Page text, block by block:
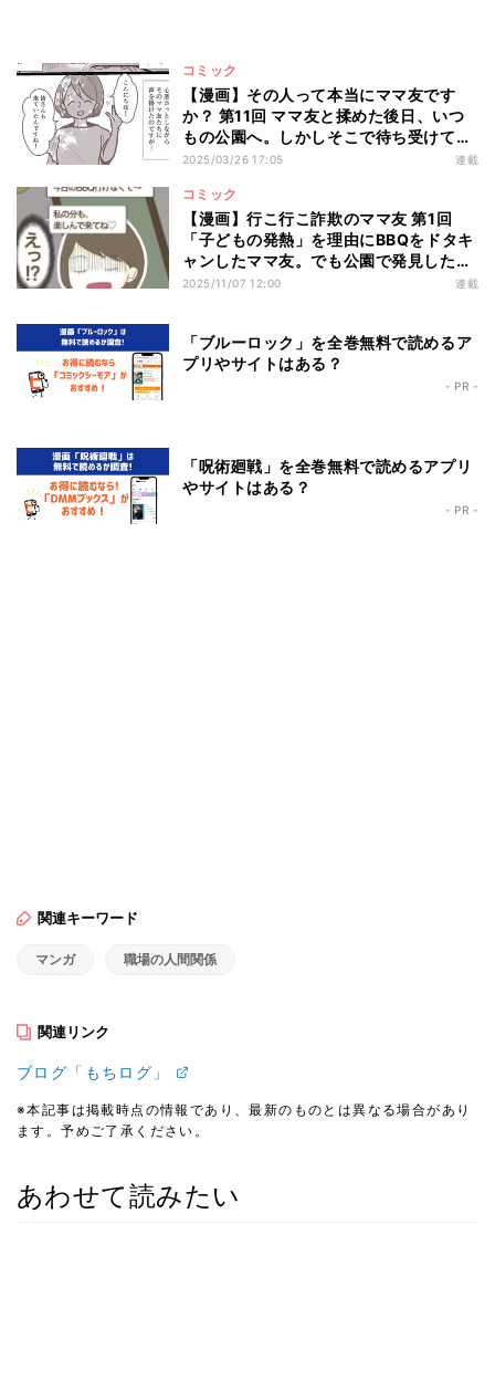
コミック
【漫画】その人って本当にママ友です
か？ 第11回 ママ友と揉めた後日、いつ
もの公園へ。しかしそこで待ち受けてい
たのは――?
2025/03/26 17:05 連載
コミック
【漫画】行こ行こ詐欺のママ友 第1回
「子どもの発熱」を理由にBBQをドタキ
ャンしたママ友。でも公園で発見したの
は…!?
2025/11/07 12:00 連載
「ブルーロック」を全巻無料で読めるア
プリやサイトはある？
- PR -
「呪術廻戦」を全巻無料で読めるアプリ
やサイトはある？
- PR -
関連キーワード
マンガ 職場の人間関係
関連リンク
ブログ「もちログ」
※本記事は掲載時点の情報であり、最新のものとは異なる場合があり
ます。予めご了承ください。
あわせて読みたい